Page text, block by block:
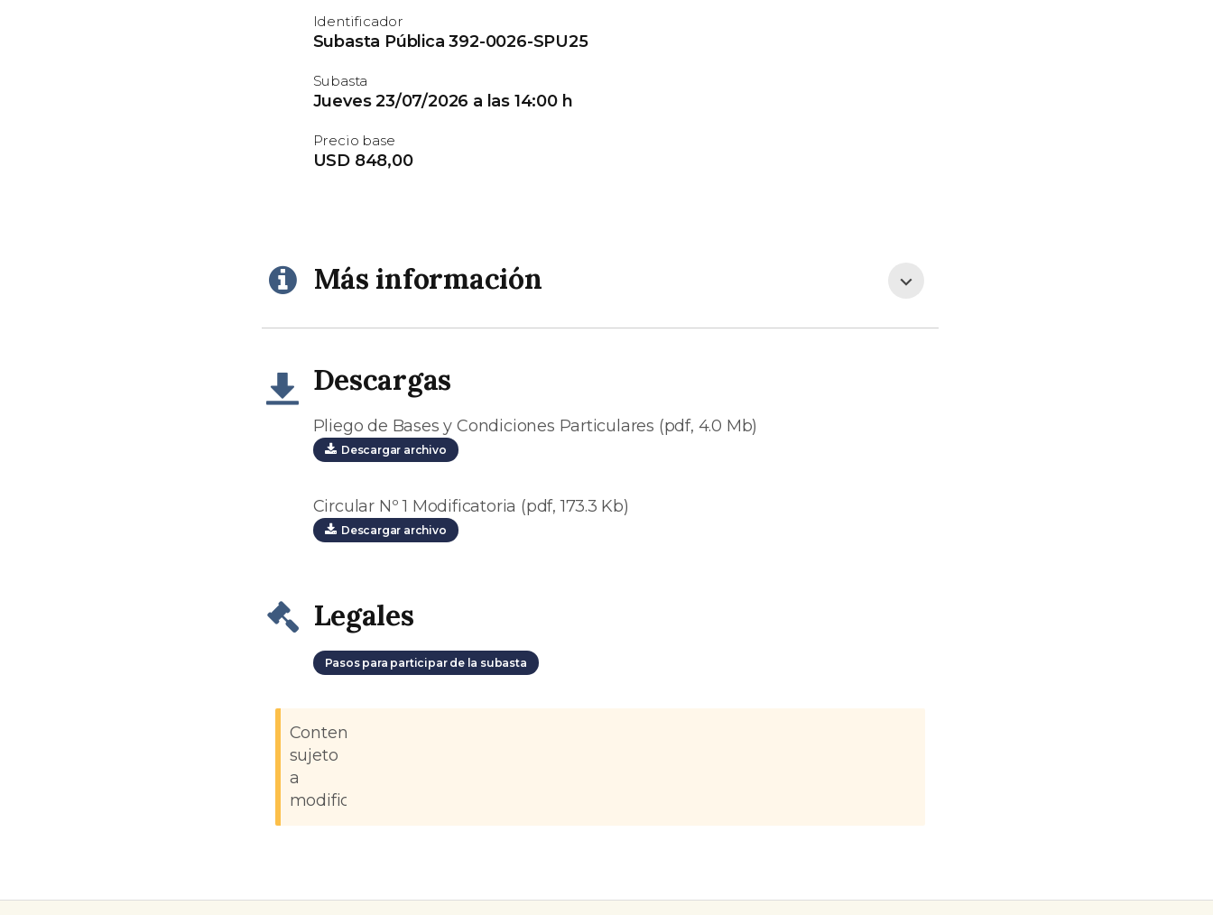
Identificador
Subasta Pública 392-0026-SPU25
Subasta
Jueves 23/07/2026 a las 14:00 h
Precio base
USD 848,00
Más información
Descargas
Pliego de Bases y Condiciones Particulares (pdf, 4.0 Mb)
Descargar archivo
Circular Nº 1 Modificatoria (pdf, 173.3 Kb)
Descargar archivo
Legales
Pasos para participar de la subasta
Contenido
sujeto
a
modificaciones.